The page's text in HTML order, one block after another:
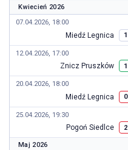
Kwiecień 2026
07.04.2026, 18:00
Miedź Legnica 1
12.04.2026, 17:00
Znicz Pruszków 1
20.04.2026, 18:00
Miedź Legnica 0
25.04.2026, 19:30
Pogoń Siedlce 2
Maj 2026